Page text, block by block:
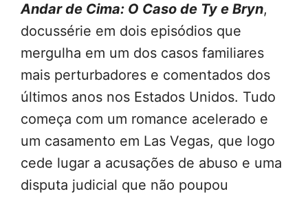
Andar de Cima: O Caso de Ty e Bryn,
docussérie em dois episódios que
mergulha em um dos casos familiares
mais perturbadores e comentados dos
últimos anos nos Estados Unidos. Tudo
começa com um romance acelerado e
um casamento em Las Vegas, que logo
cede lugar a acusações de abuso e uma
disputa judicial que não poupou